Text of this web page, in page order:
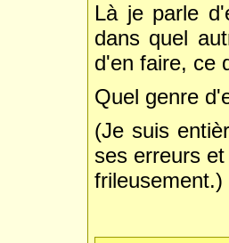
Là je parle
dans quel
d'en faire, ce
Quel genre
(Je suis
ses erreurs
frileusement.)